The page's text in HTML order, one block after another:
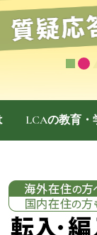
LCAの教育・